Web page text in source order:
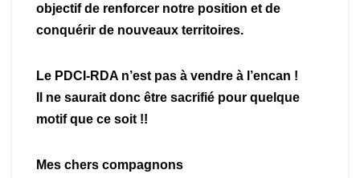
objectif de renforcer notre position et de
conquérir de nouveaux territoires.
Le PDCI-RDA n’est pas à vendre à l’encan !
Il ne saurait donc être sacrifié pour quelque
motif que ce soit !!
Mes chers compagnons